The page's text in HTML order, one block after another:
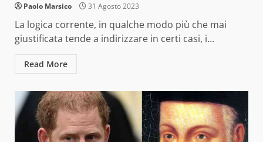
Paolo Marsico 31 Agosto 2023
La logica corrente, in qualche modo più che mai
giustificata tende a indirizzare in certi casi, i...
Read More